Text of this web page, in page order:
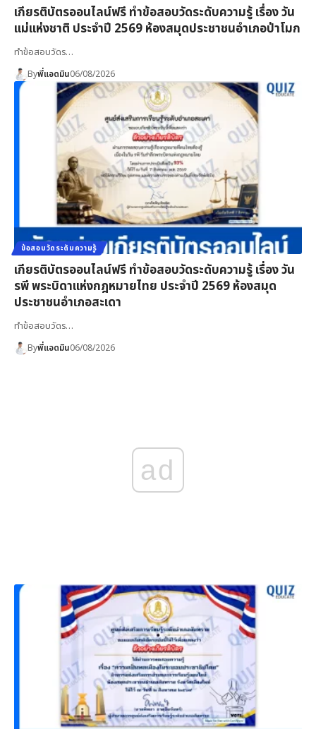
เกียรติบัตรออนไลน์ฟรี ทำข้อสอบวัดระดับความรู้ เรื่อง วัน
แม่แห่งชาติ ประจำปี 2569 ห้องสมุดประชาชนอำเภอป่าโมก
ทำข้อสอบวัดร…
Byพี่แอดมิน06/08/2026
ข้อสอบวัดระดับความรู้
เกียรติบัตรออนไลน์ฟรี ทำข้อสอบวัดระดับความรู้ เรื่อง วัน
รพี พระบิดาแห่งกฎหมายไทย ประจำปี 2569 ห้องสมุด
ประชาชนอำเภอสะเดา
ทำข้อสอบวัดร…
Byพี่แอดมิน06/08/2026
ad